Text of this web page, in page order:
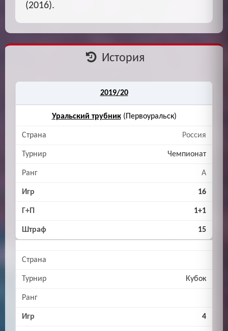
(2016).
История
2019/20
Уральский трубник(Первоуральск)
Россия
Чемпионат
A
16
1+1
15
Кубок
4